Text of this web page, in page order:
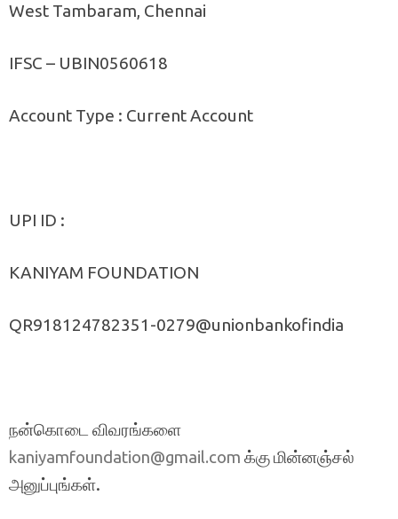
West Tambaram, Chennai
IFSC – UBIN0560618
Account Type : Current Account
UPI ID :
KANIYAM FOUNDATION
QR918124782351-0279@unionbankofindia
நன்கொடை விவரங்களை
kaniyamfoundation@gmail.com க்கு மின்னஞ்சல்
அனுப்புங்கள்.